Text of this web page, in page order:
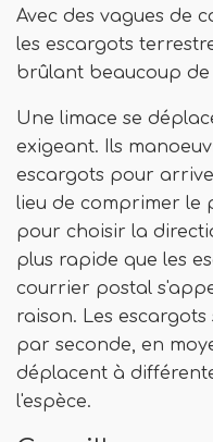
Avec des vagues de
les escargots
brûlant beaucoup de
Une limace se
exigeant. Ils
escargots pour
lieu de comprimer le
pour choisir la
plus rapide que les
courrier postal
raison. Les
par seconde, en
déplacent à
l'espèce.